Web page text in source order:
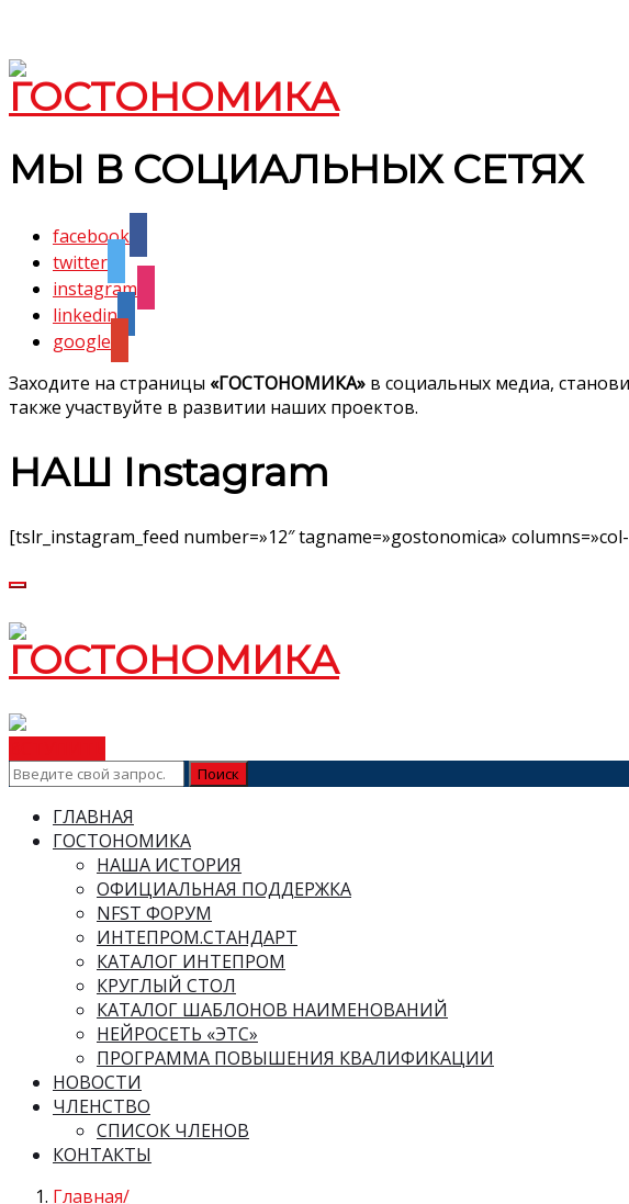
МЫ В СОЦИАЛЬНЫХ СЕТЯХ
facebook
twitter
instagram
linkedin
google
Заходите на страницы «ГОСТОНОМИКА» в социальных медиа,
также участвуйте в развитии наших проектов.
НАШ Instagram
[tslr_instagram_feed number=»12″ tagname=»gostonomica»
ГЛАВНАЯ
ГОСТОНОМИКА
НАША ИСТОРИЯ
ОФИЦИАЛЬНАЯ ПОДДЕРЖКА
NFST ФОРУМ
ИНТЕПРОМ.СТАНДАРТ
КАТАЛОГ ИНТЕПРОМ
КРУГЛЫЙ СТОЛ
КАТАЛОГ ШАБЛОНОВ НАИМЕНОВАНИЙ
НЕЙРОСЕТЬ «ЭТС»
ПРОГРАММА ПОВЫШЕНИЯ КВАЛИФИКАЦИИ
НОВОСТИ
ЧЛЕНСТВО
СПИСОК ЧЛЕНОВ
КОНТАКТЫ
Главная